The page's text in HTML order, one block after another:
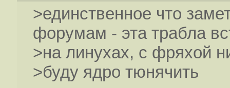
>единственное что
форумам - эта трабла
>на линухах, с фряхой
>буду ядро тюнячить